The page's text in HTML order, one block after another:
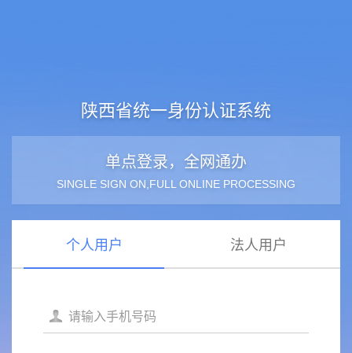
陕西省统一身份认证系统
单点登录，全网通办
SINGLE SIGN ON,FULL ONLINE PROCESSING
个人用户 法人用户